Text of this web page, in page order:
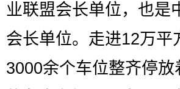
业联盟会长单位，也是
会长单位。走进12万平
3000余个车位整齐停